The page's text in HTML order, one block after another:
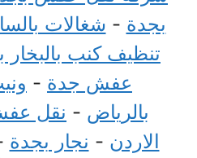
بجدة - شغالات
تنظيف كنب بالبخار
عفش جدة -
بالرياض - نقل
الاردن - نجار بجدة